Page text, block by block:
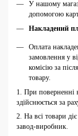
У нашому
допомогою
Накладений
Оплата
замовлення у
комісію за
товару.
1. При поверненні
здійснюється за
2. На всі товари
завод-виробник.